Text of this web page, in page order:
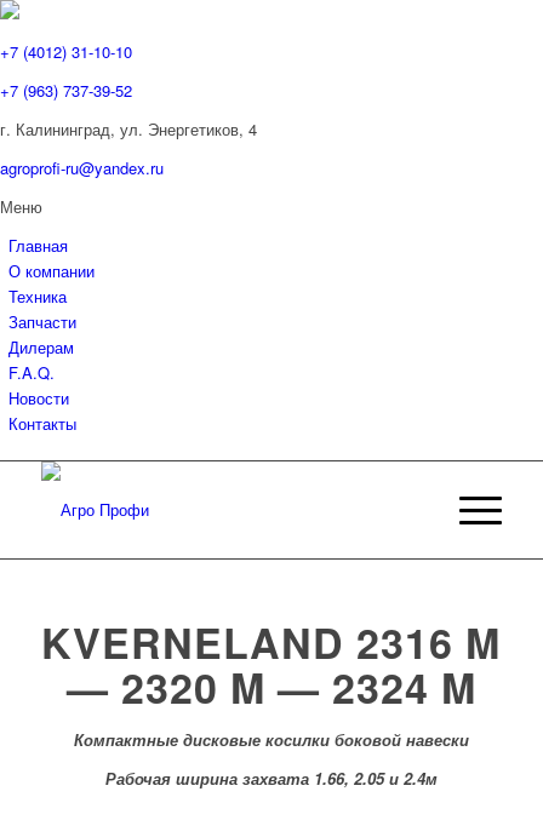
+7 (4012) 31-10-10
+7 (963) 737-39-52
г. Калининград, ул. Энергетиков, 4
agroprofi-ru@yandex.ru
Меню
Главная
О компании
Техника
Запчасти
Дилерам
F.A.Q.
Новости
Контакты
KVERNELAND 2316 M
— 2320 M — 2324 M
Компактные дисковые косилки боковой навески
Рабочая ширина захвата 1.66, 2.05 и 2.4м